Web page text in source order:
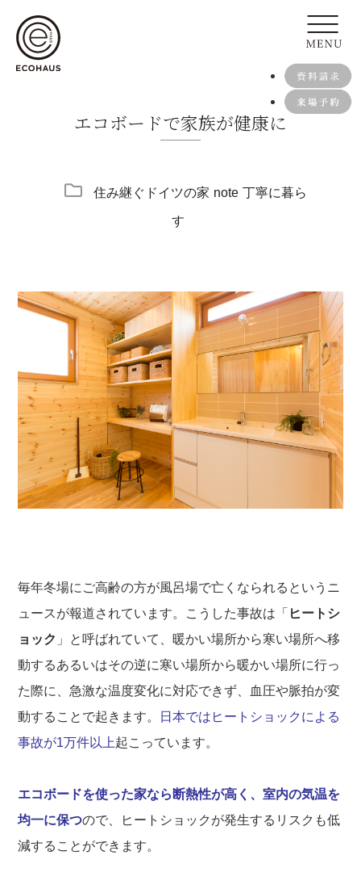
エコボードで家族が健康に
住み継ぐドイツの家 note 丁寧に暮ら
す
毎年冬場にご高齢の方が風呂場で亡くなられるというニ
ュースが報道されています。こうした事故は「 ヒートシ
ョック 」と呼ばれていて、暖かい場所から寒い場所へ移
動するあるいはその逆に寒い場所から暖かい場所に行っ
た際に、急激な温度変化に対応できず、血圧や脈拍が変
動することで起きます。
日本ではヒートショックによる
事故が1万件以上起こっています。
エコボードを使った家なら断熱性が高く、室内の気温を
均一に保つので、ヒートショックが発生するリスクも低
減することができます。